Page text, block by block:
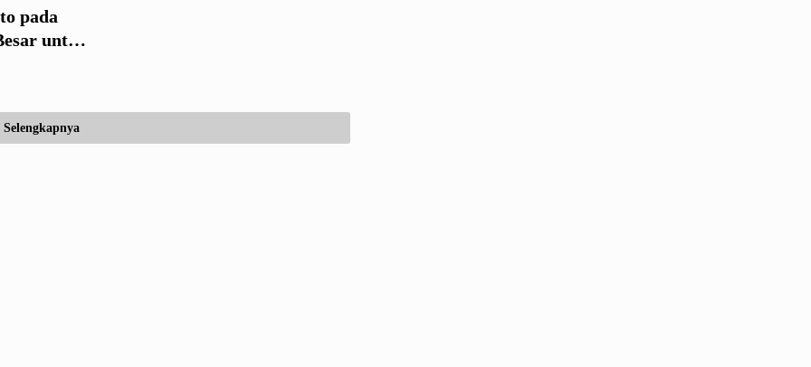
pada
untuk
Selengkapnya